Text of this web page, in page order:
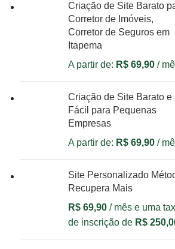
Criação de Site Barato
Corretor de Imóveis,
Corretor de Seguros em
Itapema
A partir de: R$69,90 /
Criação de Site Barato e
Fácil para Pequenas
Empresas
A partir de: R$69,90 /
Site Personalizado
Recupera Mais
R$69,90 / mês e uma
de inscrição de R$